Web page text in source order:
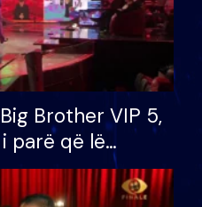
Brother VIP 5,
parë që lë
mundësinë për